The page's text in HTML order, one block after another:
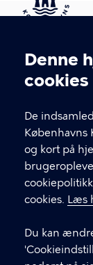
Denne
cookies
De
Københavns
og kort på
cookies. Læs
Du kan
Kontakt
T
fFind
CVR-
GENVEJE
Digital